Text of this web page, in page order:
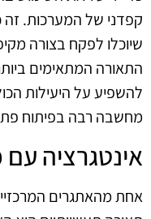
קפדני של המערכות. זה
שיוכלו לפקח בצורה
התאורה המתאימים
להשפיע על היעילות
מחשבה רבה בפיתוח
אינטגרציה
אחת מהאתגרים